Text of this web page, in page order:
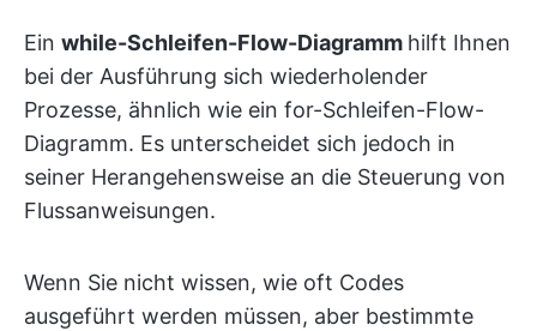
Ein while-Schleifen-Flow-Diagramm hilft Ihnen
bei der Ausführung sich wiederholender
Prozesse, ähnlich wie ein for-Schleifen-Flow-
Diagramm. Es unterscheidet sich jedoch in
seiner Herangehensweise an die Steuerung von
Flussanweisungen.
Wenn Sie nicht wissen, wie oft Codes
ausgeführt werden müssen, aber bestimmte